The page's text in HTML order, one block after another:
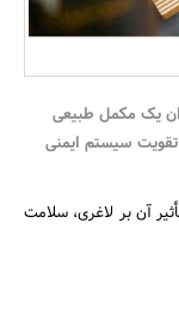
یک مکمل طبیعی
سیستم ایمنی
آن بر لاغری، سلامت